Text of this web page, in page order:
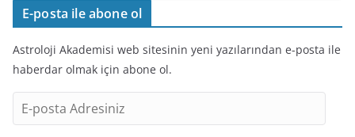
E-posta ile abone ol
Astroloji Akademisi web sitesinin yeni yazılarından e-posta ile
haberdar olmak için abone ol.
-